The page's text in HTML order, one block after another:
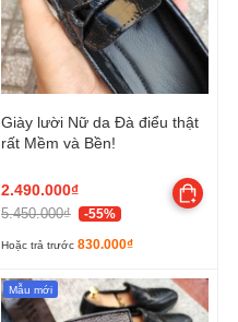
Giày lười Nữ da Đà điểu thật
rất Mềm và Bền!
2.490.000₫
5.450.000₫ -55%
Hoặc trả trước 830.000₫
Mẫu mới